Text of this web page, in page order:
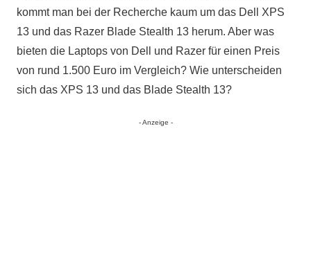
kommt man bei der Recherche kaum um das Dell XPS
13 und das Razer Blade Stealth 13 herum. Aber was
bieten die Laptops von Dell und Razer für einen Preis
von rund 1.500 Euro im Vergleich? Wie unterscheiden
sich das XPS 13 und das Blade Stealth 13?
- Anzeige -